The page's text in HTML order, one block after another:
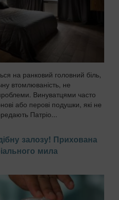
на ранковий головний біль,
втомлюваність, не
Винуватцями часто
або перові подушки, які не
Патріо...
залозу! Прихована
мила